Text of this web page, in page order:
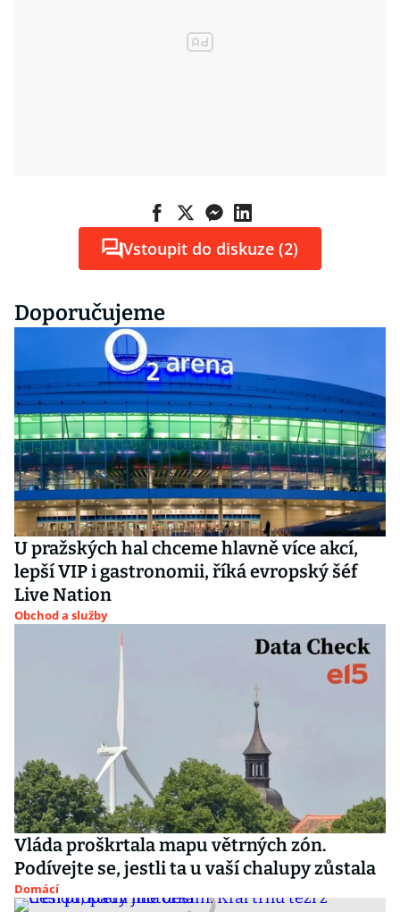
Vstoupit do diskuze (2)
Doporučujeme
U pražských hal chceme hlavně více akcí,
lepší VIP i gastronomii, říká evropský šéf
Live Nation
Obchod a služby
Vláda proškrtala mapu větrných zón.
Podívejte se, jestli ta u vaší chalupy zůstala
Domácí